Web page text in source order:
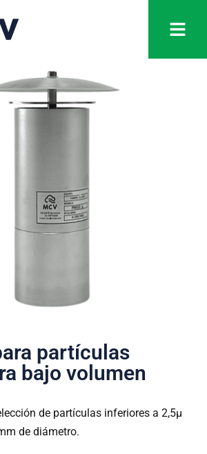
partículas
bajo volumen
de partículas inferiores a 2,5μ
de diámetro.